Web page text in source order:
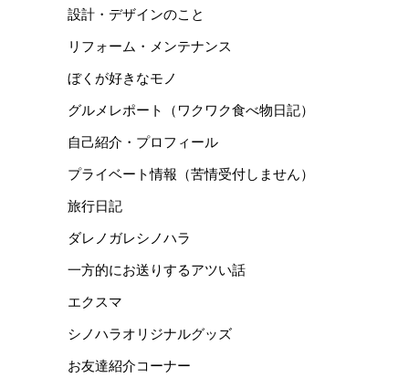
設計・デザインのこと
リフォーム・メンテナンス
ぼくが好きなモノ
グルメレポート（ワクワク食べ物日記）
自己紹介・プロフィール
プライベート情報（苦情受付しません）
旅行日記
ダレノガレシノハラ
一方的にお送りするアツい話
エクスマ
シノハラオリジナルグッズ
お友達紹介コーナー